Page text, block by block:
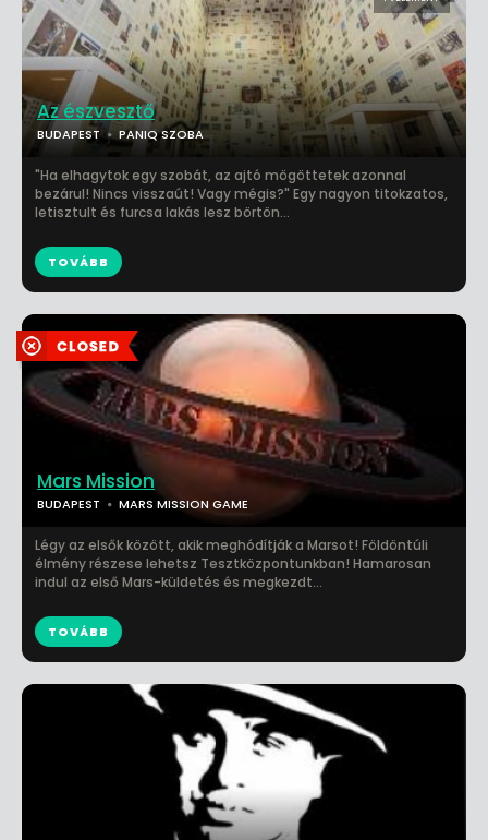
Az észvesztő
BUDAPEST PANIQ SZOBA
"Ha elhagytok egy szobát, az ajtó mögöttetek azonnal
bezárul! Nincs visszaút! Vagy mégis?" Egy nagyon titokzatos,
letisztult és furcsa lakás lesz börtön...
TOVÁBB
Mars Mission
BUDAPEST MARS MISSION GAME
Légy az elsők között, akik meghódítják a Marsot! Földöntúli
élmény részese lehetsz Tesztközpontunkban! Hamarosan
indul az első Mars-küldetés és megkezdt...
TOVÁBB